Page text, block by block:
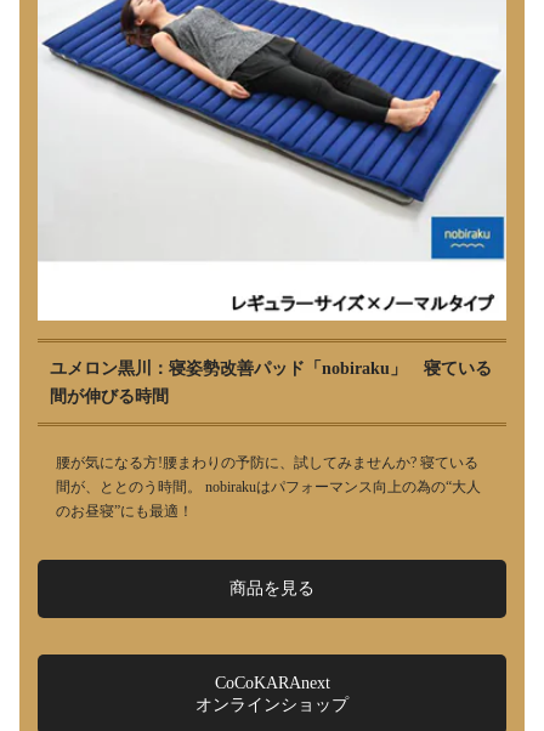
ユメロン黒川：寝姿勢改善パッド「nobiraku」 寝ている
間が伸びる時間
腰が気になる方!腰まわりの予防に、試してみませんか? 寝ている
間が、ととのう時間。 nobirakuはパフォーマンス向上の為の“大人
のお昼寝”にも最適！
商品を見る
CoCoKARAnext
オンラインショップ